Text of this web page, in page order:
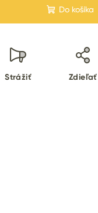
Do košíka
Strážiť Zdieľať